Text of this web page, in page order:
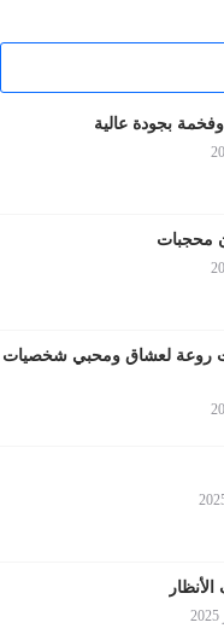
بجودة عالية
محجبات
روعة لعشاق ومحبي شخصيات